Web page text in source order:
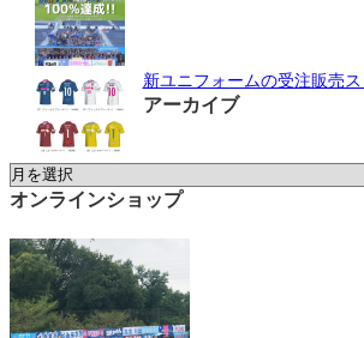
新ユニフォームの受注販売ス
アーカイブ
ア
ー
イ
ブ
オンラインショップ